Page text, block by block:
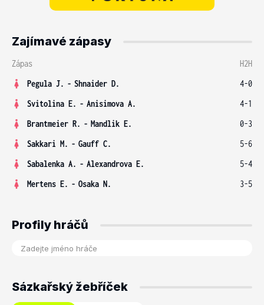
Zajímavé zápasy
Zápas
H2H
Pegula J. - Shnaider D.
4-0
Svitolina E. - Anisimova A.
4-1
Brantmeier R. - Mandlik E.
0-3
Sakkari M. - Gauff C.
5-6
Sabalenka A. - Alexandrova E.
5-4
Mertens E. - Osaka N. 3-5
Profily hráčů
Sázkařský žebříček